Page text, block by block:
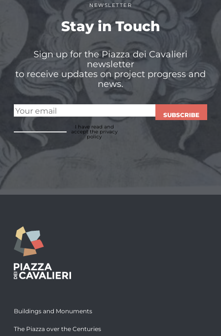
NEWSLETTER
Stay in Touch
Sign up for the Piazza dei Cavalieri
newsletter
to receive updates on project progress and
news.
SUBSCRIBE
I have read and
acceptthe privacy
policy
Buildings and Monuments
The Piazza over the Centuries